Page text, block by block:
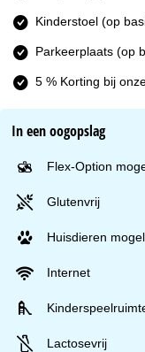
Kinderstoel (op
Parkeerplaats (op
5 % Korting bij
In een oogopslag
Flex-Option
Glutenvrij
Huisdieren
Internet
Lactosevrij